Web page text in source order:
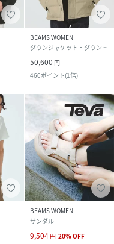
BEAMS WOMEN
ダウンジャケット・ダウンベスト
50,600 円
460ポイント(1倍)
BEAMS WOMEN
サンダル
9,504 円 20%OFF